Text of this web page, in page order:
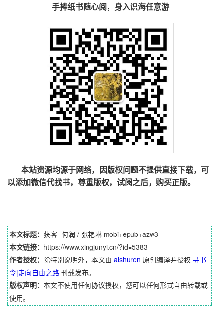
手捧纸书随心阅，身入识海任意游
本站资源均源于网络，因版权问题不提供直接下载，可
以添加微信代找书，尊重版权，试阅之后，购买正版。
本文标题： 获客- 何润 / 张艳琳 mobi+epub+azw3
本文链接： https://www.xingjunyi.cn/?id=5383
作者授权： 除特别说明外，本文由 aishuren 原创编译并授权 寻书
令|走向自由之路 刊载发布。
版权声明： 本文不使用任何协议授权，您可以任何形式自由转载或
使用。